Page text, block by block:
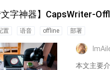
文字神器】CapsWriter-
置 语音 offline 部署
本文主要